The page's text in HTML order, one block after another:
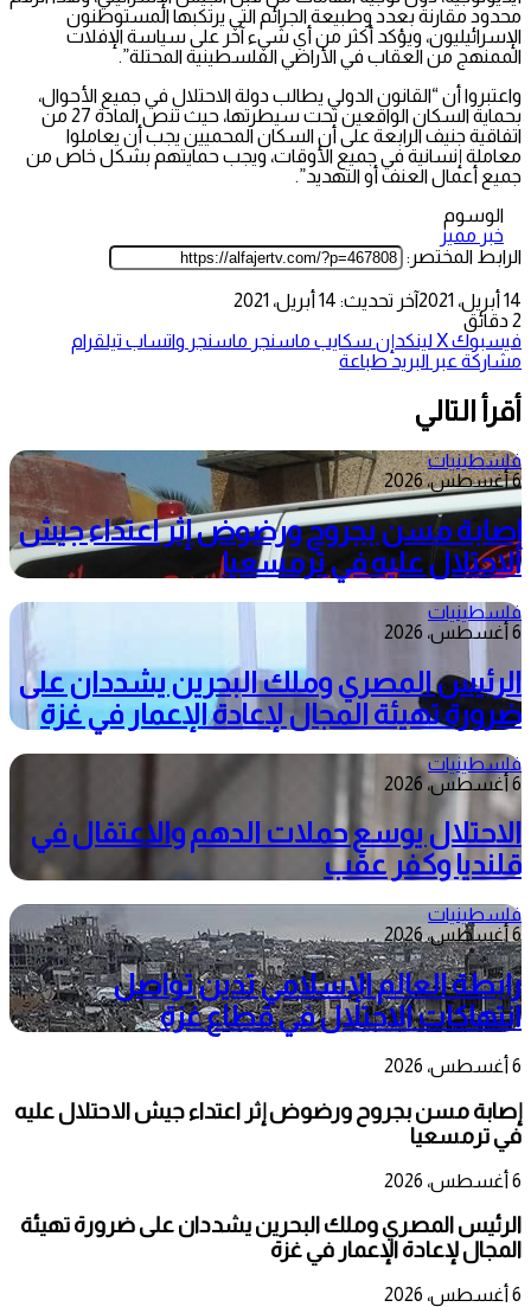
محدود مقارنة بعدد وطبيعة الجرائم التي يرتكبها المستوطنون
الإسرائيليون، ويؤكد أكثر من أي شيء آخر على سياسة الإفلات
الممنهج من العقاب في الأراضي الفلسطينية المحتلة”.
واعتبروا أن “القانون الدولي يطالب دولة الاحتلال في جميع الأحوال،
بحماية السكان الواقعين تحت سيطرتها، حيث تنص المادة 27 من
اتفاقية جنيف الرابعة على أن السكان المحميين يجب أن يعاملوا
معاملة إنسانية في جميع الأوقات، ويجب حمايتهم بشكل خاص من
جميع أعمال العنف أو التهديد”.
الوسوم
خبر مميز
الرابط المختصر:
14 أبريل، 2021
آخر تحديث: 14 أبريل، 2021
2 دقائق
فيسبوك‫Xلينكدإن سكايب ماسنجر ماسنجر واتساب تيلقرام
مشاركة عبر البريد طباعة
أقرأ التالي
فلسطينيات
6 أغسطس، 2026
إصابة مسن بجروح ورضوض إثر اعتداء جيش
الاحتلال عليه في ترمسعيا
فلسطينيات
6 أغسطس، 2026
الرئيس المصري وملك البحرين يشددان على
ضرورة تهيئة المجال لإعادة الإعمار في غزة
فلسطينيات
6 أغسطس، 2026
الاحتلال يوسع حملات الدهم والاعتقال في
قلنديا وكفر عقب
فلسطينيات
6 أغسطس، 2026
رابطة العالم الإسلامي تدين تواصل
انتهاكات الاحتلال في قطاع غزة
6 أغسطس، 2026
إصابة مسن بجروح ورضوض إثر اعتداء جيش الاحتلال عليه
في ترمسعيا
6 أغسطس، 2026
الرئيس المصري وملك البحرين يشددان على ضرورة تهيئة
المجال لإعادة الإعمار في غزة
6 أغسطس، 2026